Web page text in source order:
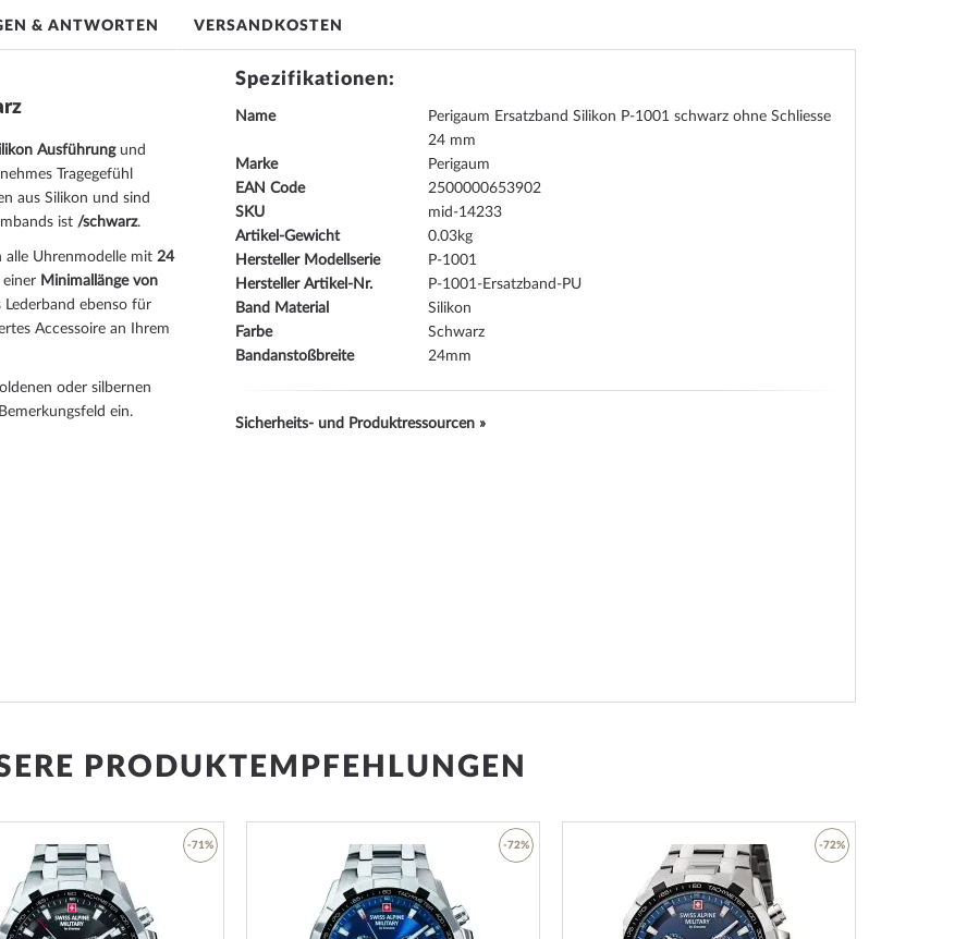
Ausführungund
Tragegefühl
aus Silikon und sind
ist /schwarz.
alle Uhrenmodelle mit 24
Minimallänge von
Lederband ebenso für
Accessoire an Ihrem
oder silbernen
ein.
Spezifikationen:
Name
Perigaum Ersatzband Silikon P-1001 schwarz ohne Schliesse
24 mm
Marke
Perigaum
EAN Code
2500000653902
SKU
mid-14233
Artikel-Gewicht
0.03
Hersteller Modellserie
P-1001
Hersteller Artikel-Nr.
P-1001-Ersatzband-PU
Band Material
Silikon
Farbe
Schwarz
Bandanstoßbreite
24
Sicherheits- und Produktressourcen »
& ANTWORTEN VERSANDKOSTEN
PRODUKTEMPFEHLUNGEN
-71% -72% -72%